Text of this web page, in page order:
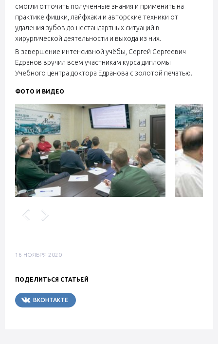
смогли отточить полученные знания и применить на
практике фишки, лайфхаки и авторские техники от
удаления зубов до нестандартных ситуаций в
хирургической деятельности и выхода из них.
В завершение интенсивной учёбы, Сергей Сергеевич
Едранов вручил всем участникам курса дипломы
Учебного центра доктора Едранова с золотой печатью.
ФОТО И ВИДЕО
16 НОЯБРЯ 2020
ПОДЕЛИТЬСЯ СТАТЬЕЙ
ВКОНТАКТЕ